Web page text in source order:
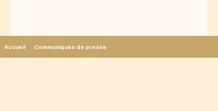
Accueil Communiqués de presse